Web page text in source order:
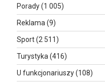
Porady(1 005)
Reklama (9)
Sport(2 511)
Turystyka (416)
U funkcjonariuszy(108)